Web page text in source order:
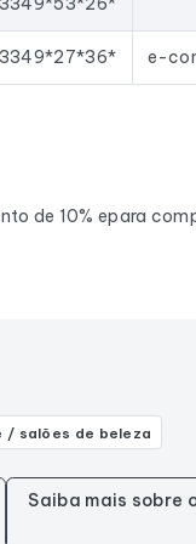
de 10% epara
/ salões de beleza
Saiba mais sobre